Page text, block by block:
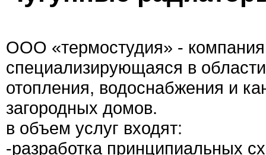
ООО «термостудия» - компания
специализирующаяся в
отопления, водоснабжения и
загородных домов.
в объем услуг входят:
-разработка принципиальных